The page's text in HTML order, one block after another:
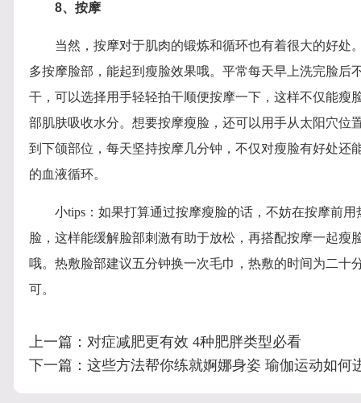
8、按摩
当然，按摩对于肌肉的锻炼和循环也有着很大的好处
多按摩脸部，能起到瘦脸效果哦。平常每天早上洗完脸后
干，可以选择用手轻轻拍干顺便按摩一下，这样不仅能瘦
部肌肤吸收水分。想要按摩瘦脸，还可以用手从太阳穴位
到下颌部位，每天坚持按摩几分钟，不仅对瘦脸有好处还
的血液循环。
小tips：如果打算通过按摩瘦脸的话，不妨在按摩前用
脸，这样能缓解脸部刺激有助于放松，再搭配按摩一起瘦
哦。热敷脸部建议五分钟换一次毛巾，热敷的时间为二十
可。
上一篇： 对症减肥更有效 4种肥胖类型必看
下一篇： 这些方法帮你练就婀娜身姿 瑜伽运动如何